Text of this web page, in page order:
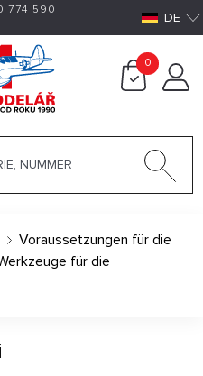
774 590
DE
0
Voraussetzungen für die
für die